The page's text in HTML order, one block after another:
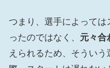
つまり、選手によって
ったのではなく、 元々合
えられるため、そうい